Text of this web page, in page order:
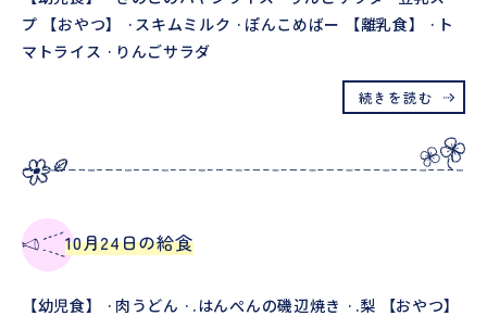
プ 【おやつ】 ·スキムミルク ·ぽんこめばー 【離乳食】 ·ト
マトライス ·りんごサラダ
続きを読む
10月24日の給食
【幼児食】 ·肉うどん ·.はんぺんの磯辺焼き ·.梨 【おやつ】